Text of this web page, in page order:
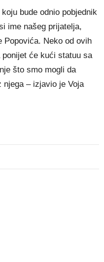
bude odnio pobjednik
ime našeg prijatelja,
Popovića. Neko od ovih
će kući statuu sa
što smo mogli da
njega – izjavio je Voja